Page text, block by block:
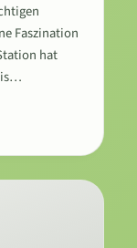
Faszination
hat